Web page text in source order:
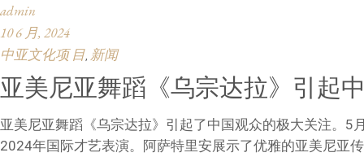
admin
10 6 月, 2024
中亚文化项 目 新闻
亚美尼亚舞蹈《乌宗达拉》引起
亚美尼亚舞蹈《乌宗达拉》引起了中国观众的极大关注。
2024年国际才艺表演。阿萨特里安展示了优雅的亚美尼亚